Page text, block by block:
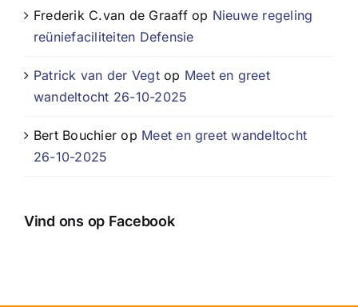
Frederik C.van de Graaffop Nieuwe regeling
reüniefaciliteiten Defensie
Patrick van der Vegtop Meet en greet
wandeltocht 26-10-2025
Bert Bouchier op Meet en greet wandeltocht
26-10-2025
Vind ons op Facebook